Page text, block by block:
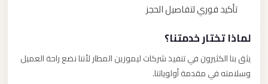
تأكيد فوري لتفاصيل الحجز
لماذا تختار خدمتنا؟
يثق بنا الكثيرون في تنفيذ شركات ليموزين المطار لأننا نضع راحة العميل
وسلامته في مقدمة أولوياتنا.